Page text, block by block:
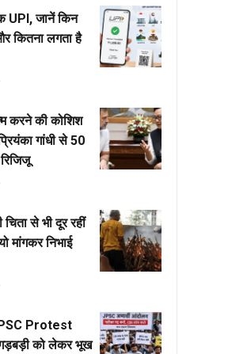
UPI, जानें किन
कितना लगता है
करने की कोशिश
गांधी से 50
चिता से भी दूर रहीं
मांगकर निभाई
Protest
गड़बड़ी को लेकर भूख